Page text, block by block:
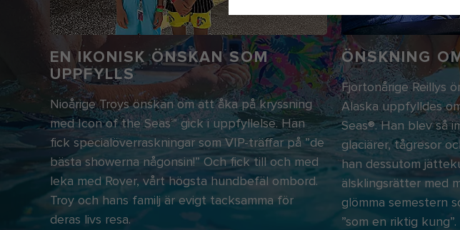
EN IKONISK ÖNSKAN SOM
UPPFYLLS
Nioårige Troys önskan om att åka på kryssning
med Icon of the Seas℠ gick i uppfyllelse. Han
fick specialöverraskningar som VIP-träffar på ”de
bästa showerna någonsin!” Och fick till och med
leka med Rover, vårt högsta hundbefäl ombord.
Troy och hans familj är evigt tacksamma för
deras livs resa.
ÖNSKNING
Fjortonårige Reillys
Alaska uppfylldes
Seas®. Han blev så
glaciärer, tågresor
han dessutom
älsklingsrätter med
glömma semestern
”som en riktig kung”.